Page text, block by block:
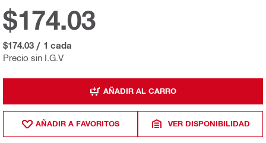
Precio sin I.G.V
$174.03
$174.03 / 1 cada
AÑADIR AL CARRO
AÑADIR A FAVORITOS VER DISPONIBILIDAD